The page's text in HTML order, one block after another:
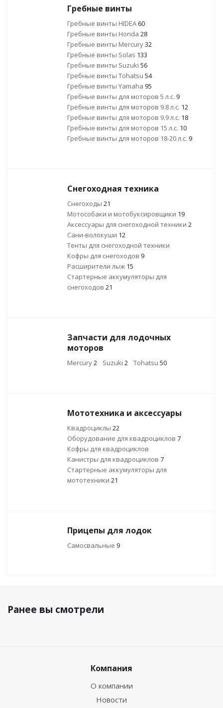
Гребные винты
Гребные винты HIDEA 60
Гребные винты Honda 28
Гребные винты Mercury32
Гребные винты Solas 133
Гребные винты Suzuki 56
Гребные винты Tohatsu 54
Гребные винты Yamaha 95
Гребные винты для моторов 5 л.с. 9
Гребные винты для моторов 9.8 л.с. 12
Гребные винты для моторов 9.9 л.с. 18
Гребные винты для моторов 15 л.с. 10
Гребные винты для моторов 18-20 л.с. 9
Снегоходная техника
Снегоходы 21
Мотособаки и мотобуксировщики 19
Аксессуары для снегоходной техники 2
Сани-волокуши 12
Тенты для снегоходной техники
Кофры для снегоходов 9
Расширители лыж 15
Стартерные аккумуляторы для
снегоходов 21
Запчасти для лодочных
моторов
Mercury2 Suzuki 2 Tohatsu 50
Мототехника и аксессуары
Квадроциклы 22
Оборудование для квадроциклов 7
Кофры для квадроциклов
Канистры для квадроциклов 7
Стартерные аккумуляторы для
мототехники 21
Прицепы для лодок
Самосвальные 9
Ранее вы смотрели
Компания
О компании
Новости